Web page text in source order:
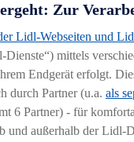
vergleichbaren
Fähigkeit,
Zur
Lidl-Webseiten und
Dienste“) mittels
Endgerät erfolgt.
durch Partner (u.a. als
6 Partner) - für
und außerhalb der Lidl-